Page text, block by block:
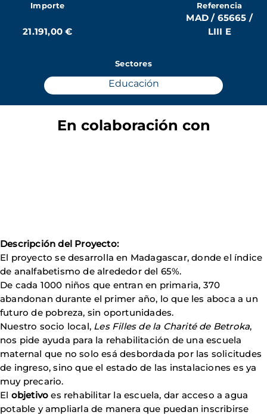
Importe
21.191,00 €
Referencia
MAD / 65665 /
LIII E
Sectores
Educación
En colaboración con
Descripción del Proyecto:
El proyecto se desarrolla en Madagascar, donde el índice
de analfabetismo de alrededor del 65%.
De cada 1000 niños que entran en primaria, 370
abandonan durante el primer año, lo que les aboca a un
futuro de pobreza, sin oportunidades.
Nuestro socio local, Les Filles de la Charité de Betroka,
nos pide ayuda para la rehabilitación de una escuela
maternal que no solo esá desbordada por las solicitudes
de ingreso, sino que el estado de las instalaciones es ya
muy precario.
El objetivoes rehabilitar la escuela, dar acceso a agua
potable y ampliarla de manera que puedan inscribirse